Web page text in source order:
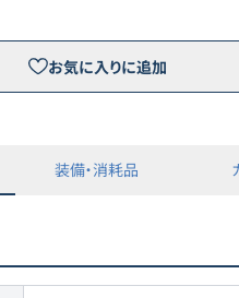
お気に入りに追加
装備・消耗品